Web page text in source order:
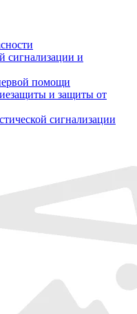
сигнализации и
помощи
и защиты от
сигнализации